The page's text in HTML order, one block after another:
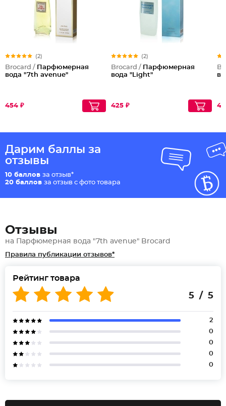
(2)
Brocard / Парфюмерная
вода "7th avenue"
454 ₽
(2)
Brocard / Парфюмерная
вода "Light"
425 ₽
Дарим баллы за
отзывы
10 баллов за отзыв*
20 баллов за отзыв с фото товара
Отзывы
на Парфюмерная вода "7th avenue" Brocard
Правила публикации отзывов*
Рейтинг товара
5 / 5
2
0
0
0
0